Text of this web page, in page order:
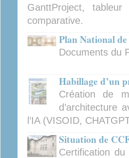
GanttProject,
comparative.
Plan National
Documents du
Habillage d’un
Création de
d’architecture
l’IA (VISOID,
Situation de
Certification